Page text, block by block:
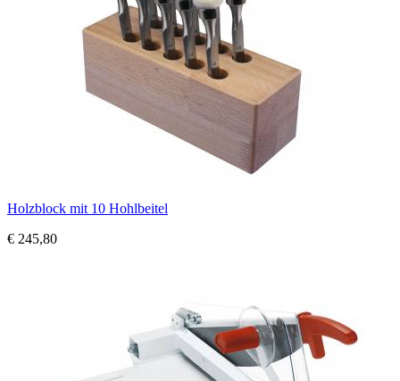
Holzblock mit 10 Hohlbeitel
€ 245,80